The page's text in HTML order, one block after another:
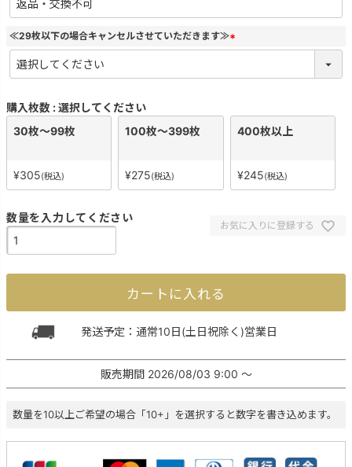
≪29枚以下の場合キャンセルさせていただきます≫
(
須
購入枚数 選択してください
30枚～99枚
¥305 税込
100枚～399枚
¥275 税込
400枚以上
¥245 税込
お気に入りに登録する
カートに入れる
発送予定：通常10日(土日祝除く)営業日
販売期間 2026/08/03 9:00 〜
数量を10以上ご希望の場合「10+」を選択すると数字を書き込めます。